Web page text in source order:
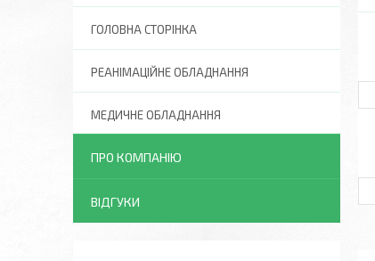
ГОЛОВНА СТОРІНКА
РЕАНІМАЦІЙНЕ ОБЛАДНАННЯ
МЕДИЧНЕ ОБЛАДНАННЯ
ПРО КОМПАНІЮ
ВІДГУКИ